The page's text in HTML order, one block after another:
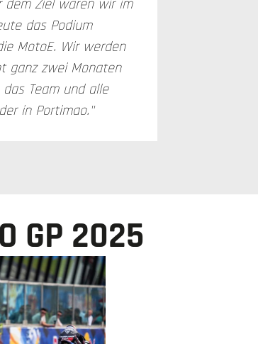
dem Ziel waren wir im
das Podium
MotoE. Wir werden
ganz zwei Monaten
Team und alle
in Portimao."
GP 2025